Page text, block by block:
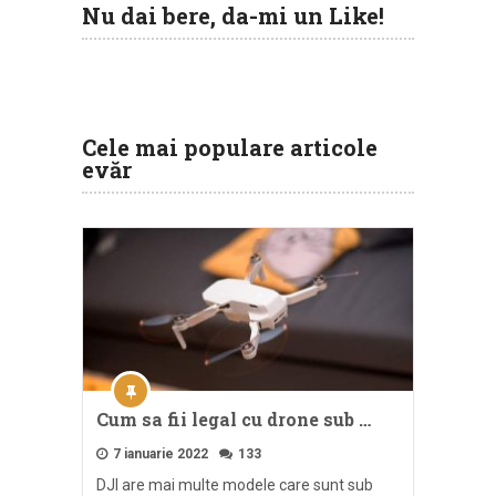
Nu dai bere, da-mi un Like!
Cele mai populare articole
evăr
Cum sa fii legal cu drone sub …
7 ianuarie 2022 133
DJI are mai multe modele care sunt sub